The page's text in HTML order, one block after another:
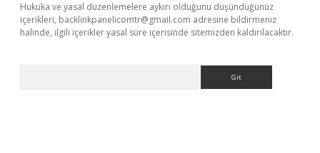
Hukuka ve yasal düzenlemelere aykırı olduğunu düşündüğünüz
içerikleri, backlinkpanelicomtr@gmail.com adresine bildirmeniz
halinde, ilgili içerikler yasal süre içerisinde sitemizden kaldırılacaktır.